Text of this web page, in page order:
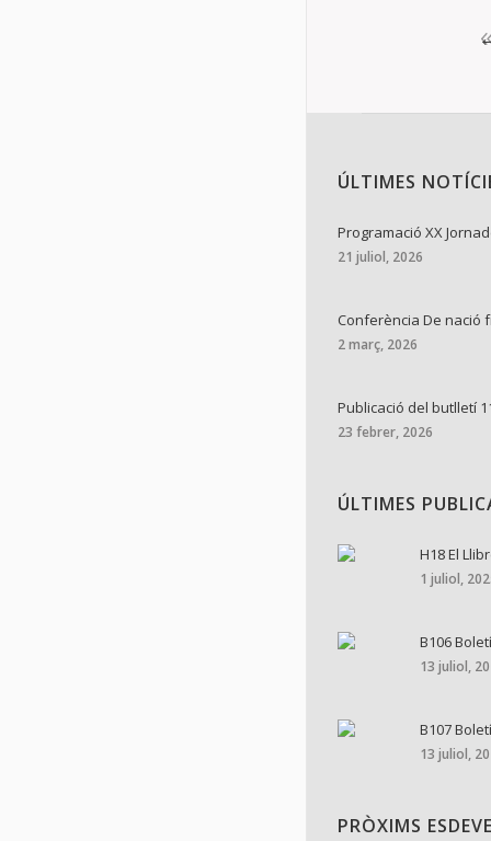
ÚLTIMES
Programació XX
21 juliol, 2026
Conferència De nació
2 març, 2026
Publicació del butlletí
23 febrer, 2026
ÚLTIMES
H18 El
1 juliol,
B106
13 juliol,
B107
13 juliol,
PRÒXIMS